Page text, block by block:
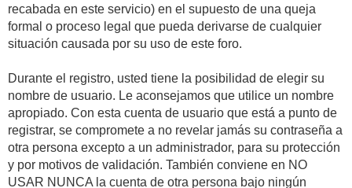
recabada en este servicio) en el supuesto de una queja
formal o proceso legal que pueda derivarse de cualquier
situación causada por su uso de este foro.
Durante el registro, usted tiene la posibilidad de elegir su
nombre de usuario. Le aconsejamos que utilice un nombre
apropiado. Con esta cuenta de usuario que está a punto de
registrar, se compromete a no revelar jamás su contraseña a
otra persona excepto a un administrador, para su protección
y por motivos de validación. También conviene en NO
USAR NUNCA la cuenta de otra persona bajo ningún